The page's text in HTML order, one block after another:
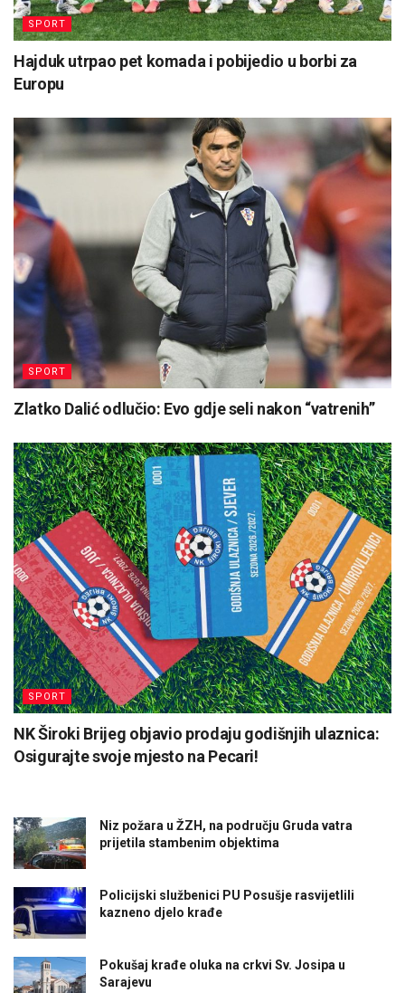
SPORT
Hajduk utrpao pet komada i pobijedio u borbi za
Europu
SPORT
Zlatko Dalić odlučio: Evo gdje seli nakon “vatrenih”
SPORT
NK Široki Brijeg objavio prodaju godišnjih ulaznica:
Osigurajte svoje mjesto na Pecari!
Niz požara u ŽZH, na području Gruda vatra
prijetila stambenim objektima
Policijski službenici PU Posušje rasvijetlili
kazneno djelo krađe
Pokušaj krađe oluka na crkvi Sv. Josipa u
Sarajevu